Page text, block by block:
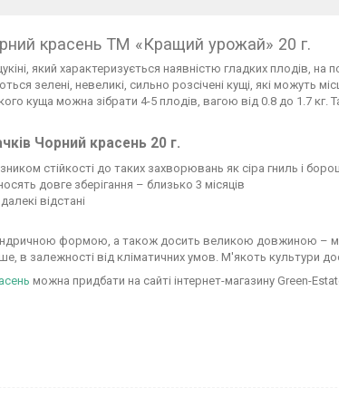
красень ТМ «Кращий урожай» 20 г.
який характеризується наявністю гладких плодів, на
зелені, невеликі, сильно розсічені кущі, які можуть
куща можна зібрати 4-5 плодів, вагою від 0.8 до 1.7
Чорний красень 20 г.
стійкості до таких захворювань як сіра гниль і
довге зберігання – близько 3 місяців
відстані
формою, а також досить великою довжиною –
в залежності від кліматичних умов. М'якоть культури
можна придбати на сайті інтернет-магазину Green-